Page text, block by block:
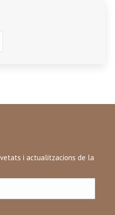
i actualitzacions de la